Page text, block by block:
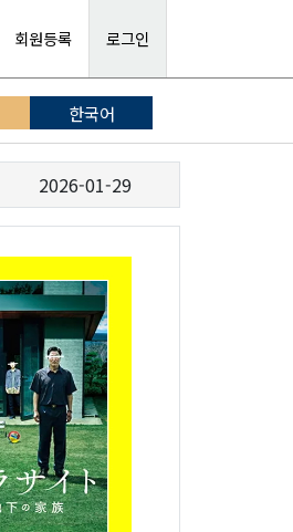
회원등록 로그인
한국어
2026-01-29